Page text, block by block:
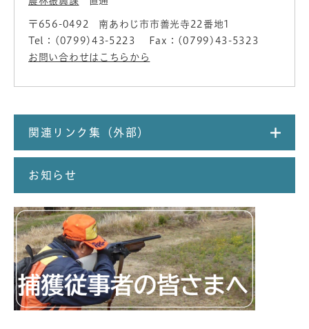
〒656-0492
南あわじ市市善光寺22番地1
Tel：(0799)43-5223
Fax：(0799)43-5323
お問い合わせはこちらから
関連リンク集（外部）
お知らせ